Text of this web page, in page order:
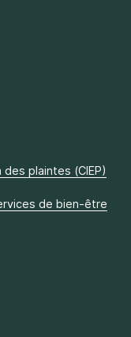
plaintes (CIEP)
de bien-être